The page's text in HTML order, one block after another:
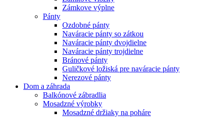
Zámkove výplne
Pánty
Ozdobné pánty
Naváracie pánty so zátkou
Naváracie pánty dvojdielne
Naváracie pánty trojdielne
Bránové pánty
Guličkové ložiská pre naváracie pánty
Nerezové pánty
Dom a záhrada
Balkónové zábradlia
Mosadzné výrobky
Mosadzné držiaky na poháre